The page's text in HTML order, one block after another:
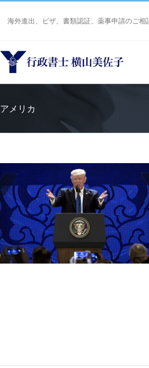
海外進出、ビザ、書類認証、薬事申請のご相
アメリカ